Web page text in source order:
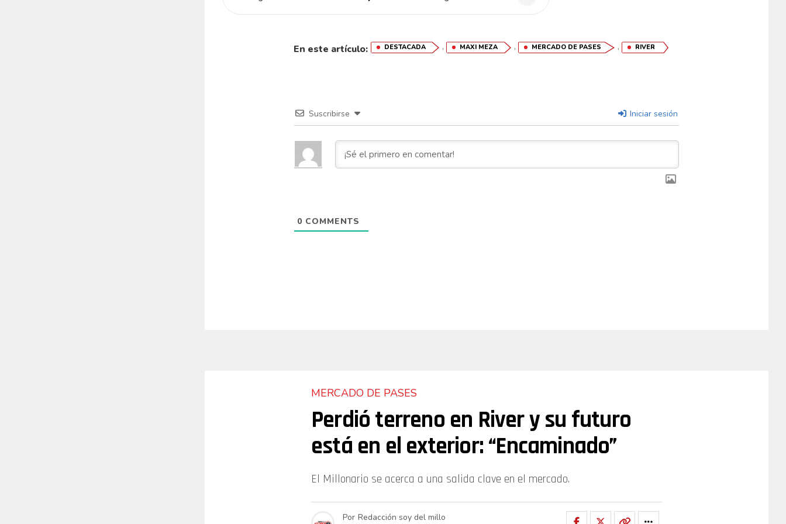
En este artículo: DESTACADA , MAXI MEZA , MERCADO DE PASES , RIVER
Suscribirse Iniciar sesión
0 COMMENTS
MERCADO DE PASES
Perdió terreno en River y su futuro
está en el exterior: “Encaminado”
El Millonario se acerca a una salida clave en el mercado.
Por Redacción soy del millo